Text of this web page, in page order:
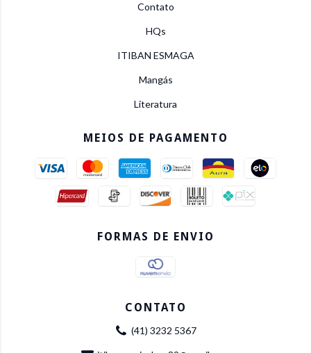
Contato
HQs
ITIBAN ESMAGA
Mangás
Literatura
MEIOS DE PAGAMENTO
FORMAS DE ENVIO
CONTATO
(41) 3232 5367